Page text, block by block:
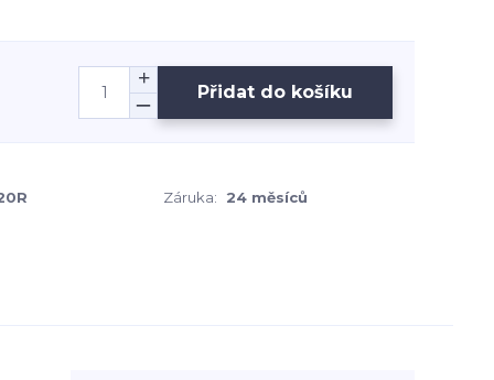
Přidat do košíku
Záruka: 24 měsíců